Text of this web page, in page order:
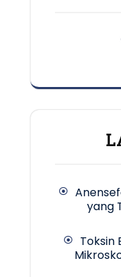
yang
Toksin